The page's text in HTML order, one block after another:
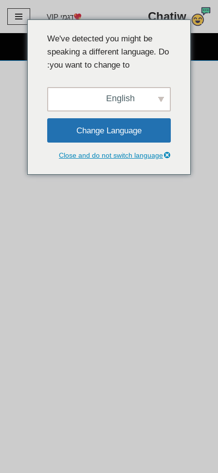
דלג
Chatiw דגמי VIP
We've detected you might be
speaking a different language. Do
you want to change to:
Change Language
Close and do not switch language